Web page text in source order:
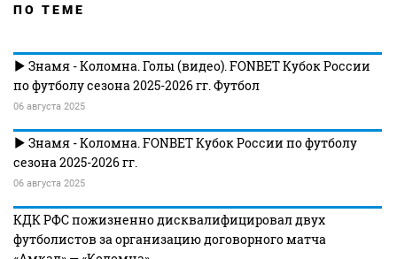
ПО ТЕМЕ
Знамя - Коломна. Голы (видео). FONBET Кубок России
по футболу сезона 2025-2026 гг. Футбол
06 августа 2025
Знамя - Коломна. FONBET Кубок России по футболу
сезона 2025-2026 гг.
06 августа 2025
КДК РФС пожизненно дисквалифицировал двух
футболистов за организацию договорного матча